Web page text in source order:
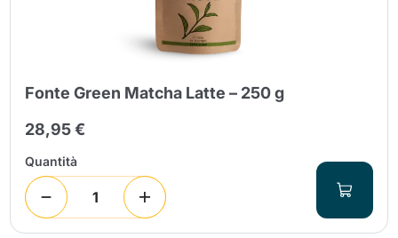
Fonte Green Matcha Latte – 250 g
28,95 €
Quantità